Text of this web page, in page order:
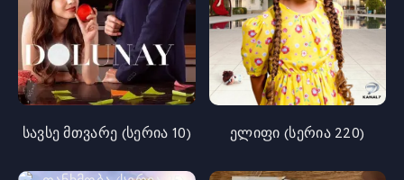
სავსე მთვარე (სერია 10) ელიფი (სერია 220)